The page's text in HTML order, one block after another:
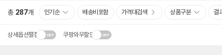
총 287개 인기순 배송비포함 가격대검색 상품구분 결
상세옵션펼침 쿠팡와우할인